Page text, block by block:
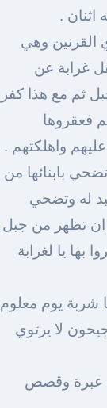
اثنان .
القرنين وهي
غرابة عن
ثم مع هذا كفر
فعقروها
واهلكتهم .
بابنائها من
له وتضحي
ان تظهر من جبل
بها يا لغرابة
شربة يوم معلوم
لا يرتوي
عبرة وقصص